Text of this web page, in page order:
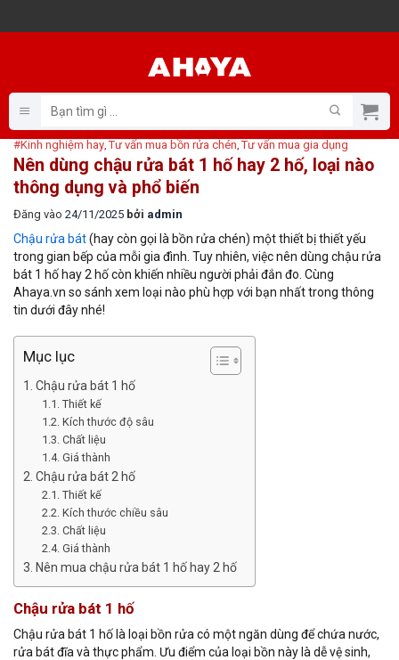
kiếm:
#Kinh nghiệm hay Tư vấn mua bồn rửa chén Tư vấn mua gia dụng
Nên dùng chậu rửa bát 1 hố hay 2 hố, loại nào
thông dụng và phổ biến
Đăng vào 24/11/2025 bởi admin
Chậu rửa bát(hay còn gọi là bồn rửa chén) một thiết bị thiết yếu
trong gian bếp của mỗi gia đình. Tuy nhiên, việc nên dùng chậu rửa
bát 1 hố hay 2 hố còn khiến nhiều người phải đắn đo. Cùng
Ahaya.vn so sánh xem loại nào phù hợp với bạn nhất trong thông
tin dưới đây nhé!
Mục lục
Chậu rửa bát 1 hố
Thiết kế
Kích thước độ sâu
Chất liệu
Giá thành
Chậu rửa bát 2 hố
Thiết kế
Kích thước chiều sâu
Chất liệu
Giá thành
Nên mua chậu rửa bát 1 hố hay 2 hố
Chậu rửa bát 1 hố
Chậu rửa bát 1 hố là loại bồn rửa có một ngăn dùng để chứa nước,
rửa bát đĩa và thực phẩm. Ưu điểm của loại bồn này là dễ vệ sinh,